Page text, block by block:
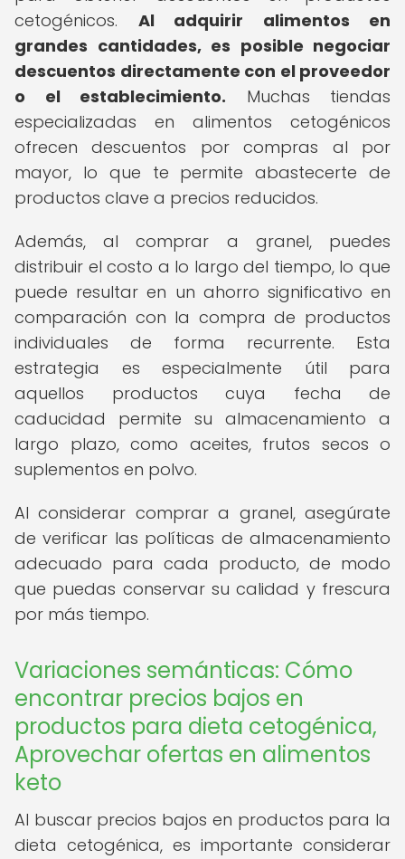
cetogénicos. Al adquirir alimentos en
grandes cantidades, es posible negociar
descuentos directamente con el proveedor
o el establecimiento. Muchas tiendas
especializadas en alimentos cetogénicos
ofrecen descuentos por compras al por
mayor, lo que te permite abastecerte de
productos clave a precios reducidos.
Además, al comprar a granel, puedes
distribuir el costo a lo largo del tiempo, lo que
puede resultar en un ahorro significativo en
comparación con la compra de productos
individuales de forma recurrente. Esta
estrategia es especialmente útil para
aquellos productos cuya fecha de
caducidad permite su almacenamiento a
largo plazo, como aceites, frutos secos o
suplementos en polvo.
Al considerar comprar a granel, asegúrate
de verificar las políticas de almacenamiento
adecuado para cada producto, de modo
que puedas conservar su calidad y frescura
por más tiempo.
Variaciones semánticas: Cómo
encontrar precios bajos en
productos para dieta cetogénica,
Aprovechar ofertas en alimentos
keto
Al buscar precios bajos en productos para la
dieta cetogénica, es importante considerar